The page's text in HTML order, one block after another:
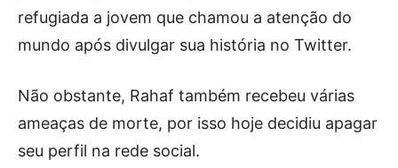
refugiada a jovem que chamou a atenção do
mundo após divulgar sua história no Twitter.
Não obstante, Rahaf também recebeu várias
ameaças de morte, por isso hoje decidiu apagar
seu perfil na rede social.